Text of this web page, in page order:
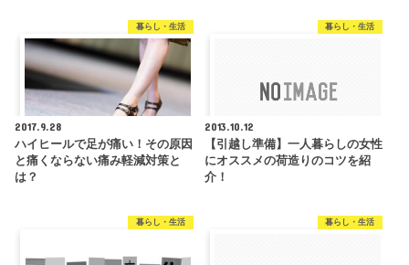
暮らし・生活
2017.9.28
ハイヒールで足が痛い！その原因
と痛くならない痛み軽減対策と
は？
暮らし・生活
2013.10.12
【引越し準備】一人暮らしの女性
にオススメの荷造りのコツを紹
介！
暮らし・生活 暮らし・生活